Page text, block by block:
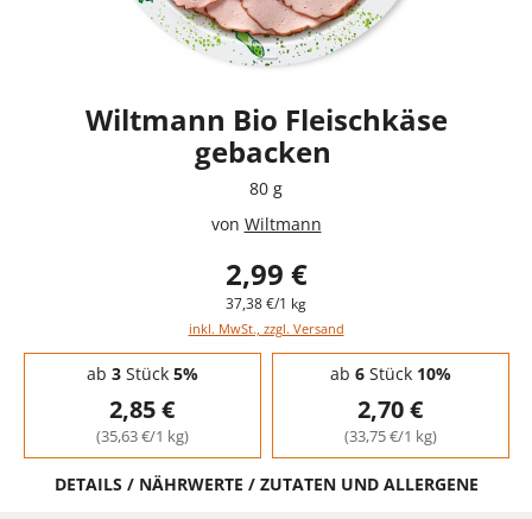
Wiltmann Bio Fleischkäse
gebacken
80 g
von Wiltmann
2,99 €
37,38 €/1 kg
inkl. MwSt., zzgl. Versand
Staffelpreise - Mengenrabatt
ab 3Stück 5%
2,85 €
(35,63 €/1 kg)
ab 6Stück 10%
2,70 €
(33,75 €/1 kg)
DETAILS / NÄHRWERTE / ZUTATEN UND ALLERGENE